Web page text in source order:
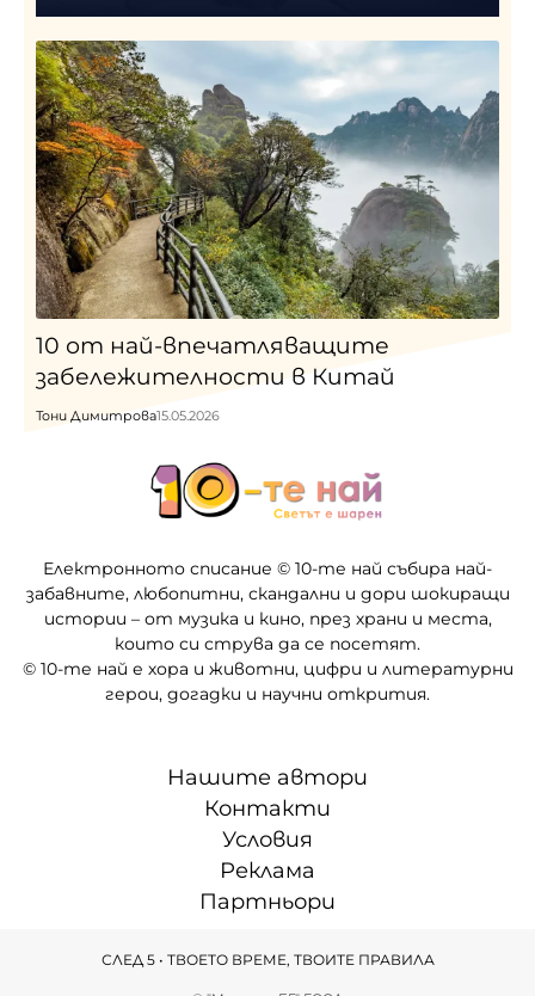
10 от най-впечатляващите
забележителности в Китай
Тони Димитрова15.05.2026
Електронното списание © 10-те най събира най-
забавните, любопитни, скандални и дори шокиращи
истории – от музика и кино, през храни и места,
които си струва да се посетят.
© 10-те най е хора и животни, цифри и литературни
герои, догадки и научни открития.
Нашите автори
Контакти
Условия
Реклама
Партньори
СЛЕД 5 • ТВОЕТО ВРЕМЕ, ТВОИТЕ ПРАВИЛА